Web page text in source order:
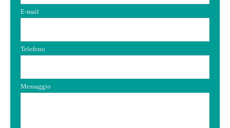
E-mail
Telefono
Messaggio